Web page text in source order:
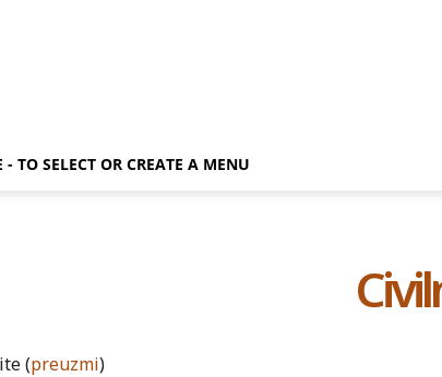
- TO SELECT OR CREATE A MENU
(preuzmi)